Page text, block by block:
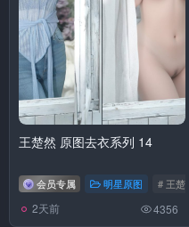
王楚然 原图去衣系列 14
会员专属 明星原图 # 王楚然
2天前 4356